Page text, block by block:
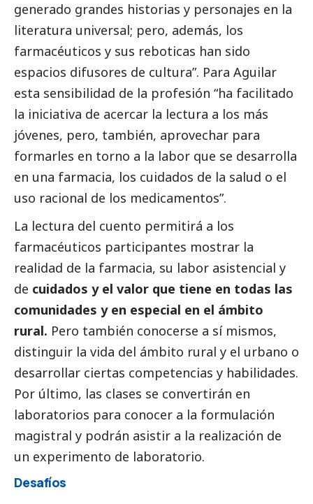
generado grandes historias y personajes en la
literatura universal; pero, además, los
farmacéuticos y sus reboticas han sido
espacios difusores de cultura”. Para Aguilar
esta sensibilidad de la profesión “ha facilitado
la iniciativa de acercar la lectura a los más
jóvenes, pero, también, aprovechar para
formarles en torno a la labor que se desarrolla
en una farmacia, los cuidados de la salud o el
uso racional de los medicamentos”.
La lectura del cuento permitirá a los
farmacéuticos participantes mostrar la
realidad de la farmacia, su labor asistencial y
de cuidados y el valor que tiene en todas las
comunidades y en especial en el ámbito
rural. Pero también conocerse a sí mismos,
distinguir la vida del ámbito rural y el urbano o
desarrollar ciertas competencias y habilidades.
Por último, las clases se convertirán en
laboratorios para conocer a la formulación
magistral y podrán asistir a la realización de
un experimento de laboratorio.
Desafíos